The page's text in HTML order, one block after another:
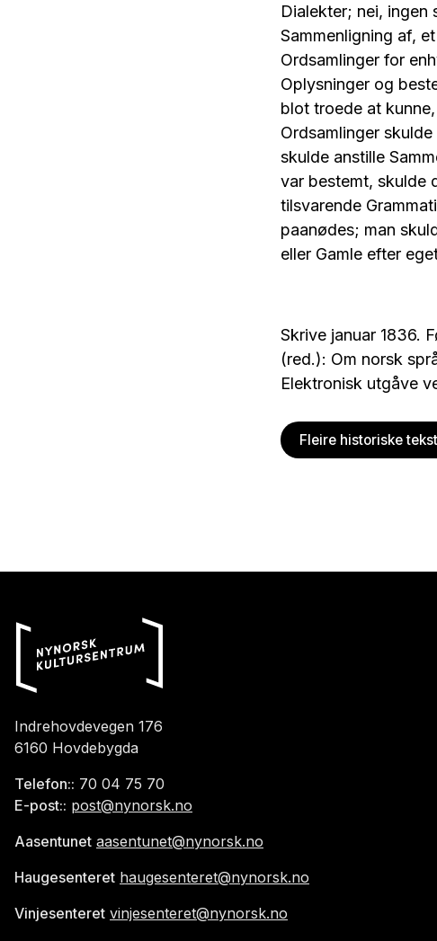
Dialekter; nei,
Sammenligning af,
Ordsamlinger for
Oplysninger og
blot troede at
Ordsamlinger
skulde anstille
var bestemt, skulde
tilsvarende
paanødes; man
eller Gamle efter
Skrive januar 1836.
(red.): Om norsk
Elektronisk utgåve
Fleire historiske
Indrehovdevegen 176
6160 Hovdebygda
Telefon:: 70 04 75 70
E-post:: post@nynorsk.no
Aasentunet aasentunet@nynorsk.no
Haugesenteret haugesenteret@nynorsk.no
Vinjesenteret vinjesenteret@nynorsk.no